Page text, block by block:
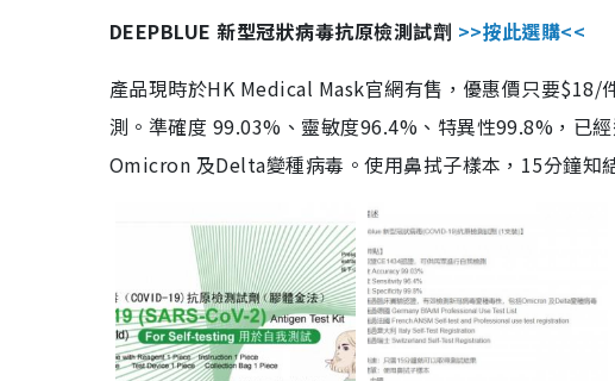
DEEPBLUE 新型冠狀病毒抗原檢測試劑 >>按此選購<<
產品現時於HK Medical Mask官網有售，優惠價只要$18/
測。準確度 99.03%、靈敏度96.4%、特異性99.8%，已
Omicron 及Delta變種病毒。使用鼻拭子樣本，15分鐘知